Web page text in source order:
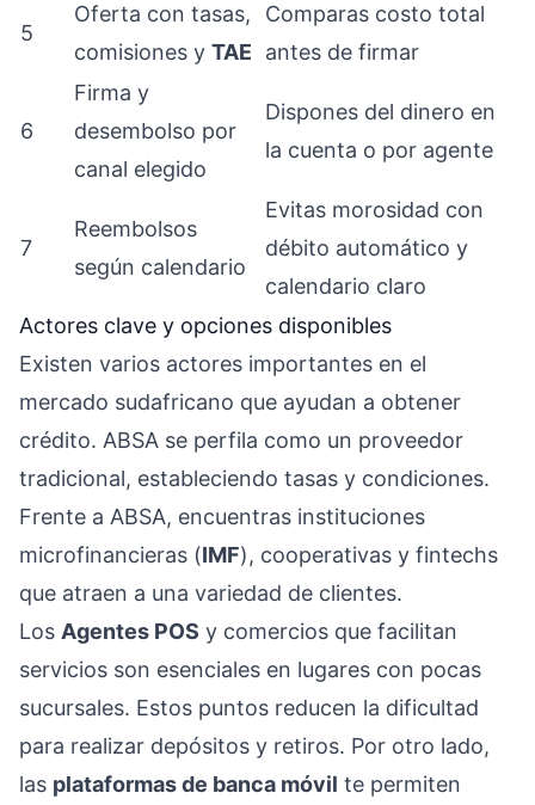
5
Oferta con tasas,
comisiones y TAE
Comparas costo total
antes de firmar
6
Firma y
desembolso por
canal elegido
Dispones del dinero en
la cuenta o por agente
7
Reembolsos
según calendario
Evitas morosidad con
débito automático y
calendario claro
Actores clave y opciones disponibles
Existen varios actores importantes en el
mercado sudafricano que ayudan a obtener
crédito. ABSA se perfila como un proveedor
tradicional, estableciendo tasas y condiciones.
Frente a ABSA, encuentras instituciones
microfinancieras (IMF), cooperativas y fintechs
que atraen a una variedad de clientes.
Los Agentes POS y comercios que facilitan
servicios son esenciales en lugares con pocas
sucursales. Estos puntos reducen la dificultad
para realizar depósitos y retiros. Por otro lado,
las plataformas de banca móvil te permiten